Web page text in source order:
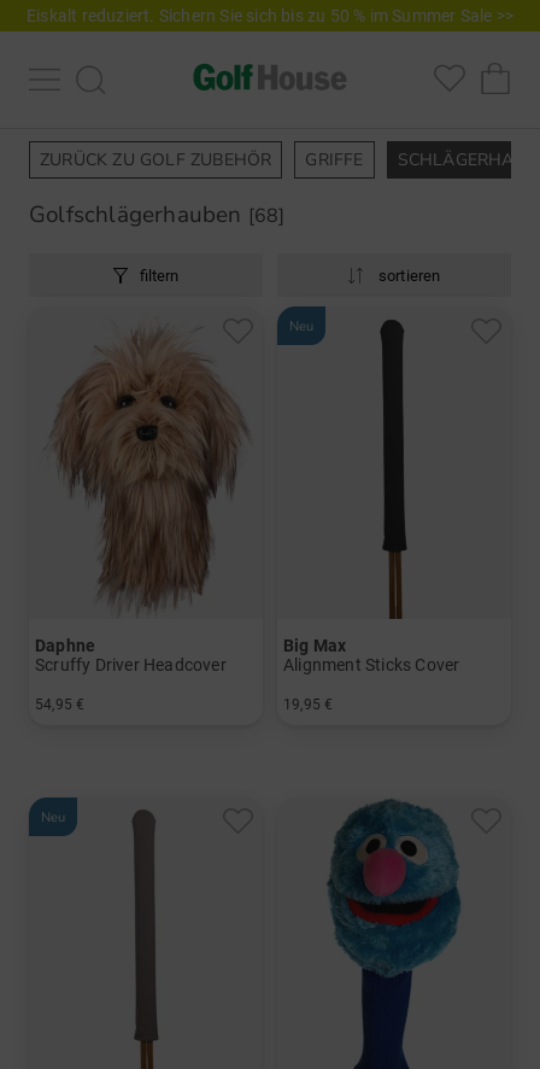
Eiskalt reduziert. Sichern Sie sich bis zu 50 % im Summer Sale >>
ZURÜCK ZU GOLF ZUBEHÖR GRIFFE
Golfschlägerhauben [68]
filtern sortieren
Daphne
Scruffy Driver Headcover
54,95 €
Neu
Big Max
Alignment Sticks Cover
19,95 €
Neu